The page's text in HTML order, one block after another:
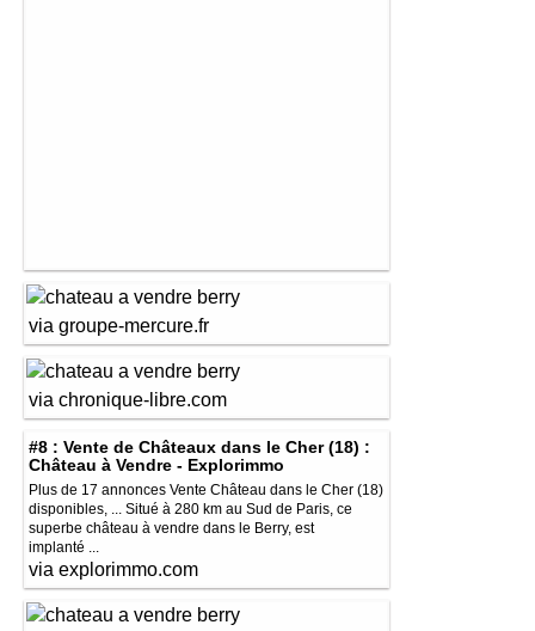
via groupe-mercure.fr
via chronique-libre.com
#8 : Vente de Châteaux dans le Cher (18) :
Château à Vendre - Explorimmo
Plus de 17 annonces Vente Château dans le Cher (18)
disponibles, ... Situé à 280 km au Sud de Paris, ce
superbe château à vendre dans le Berry, est
implanté ...
via explorimmo.com